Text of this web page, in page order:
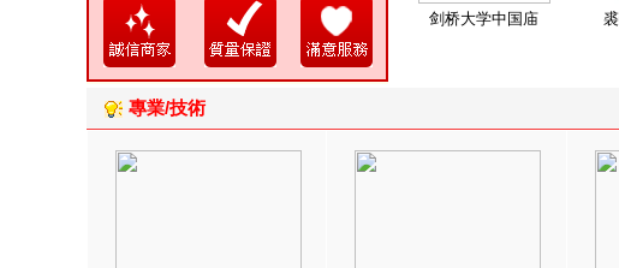
剑桥大学中国庙
專業/技術